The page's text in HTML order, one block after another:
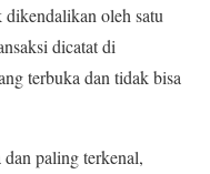
dikendalikan oleh satu
dicatat di
terbuka dan tidak bisa
paling terkenal,